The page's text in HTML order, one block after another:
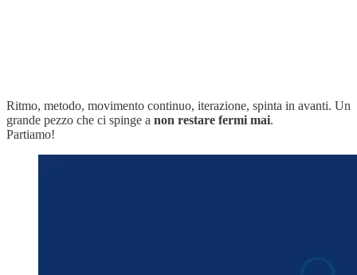
Ritmo, metodo, movimento continuo, iterazione, spinta in avanti. Un
grande pezzo che ci spinge a non restare fermi mai.
Partiamo!